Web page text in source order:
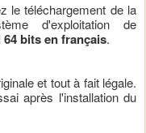
le téléchargement de la
d'exploitation de
bits en français.
et tout à fait légale.
après l'installation du